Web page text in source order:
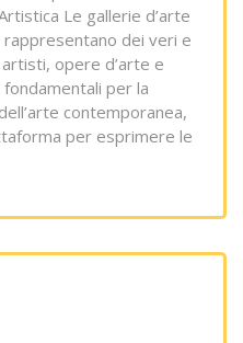
Le gallerie d’arte
dei veri e
opere d’arte e
per la
contemporanea,
per esprimere le